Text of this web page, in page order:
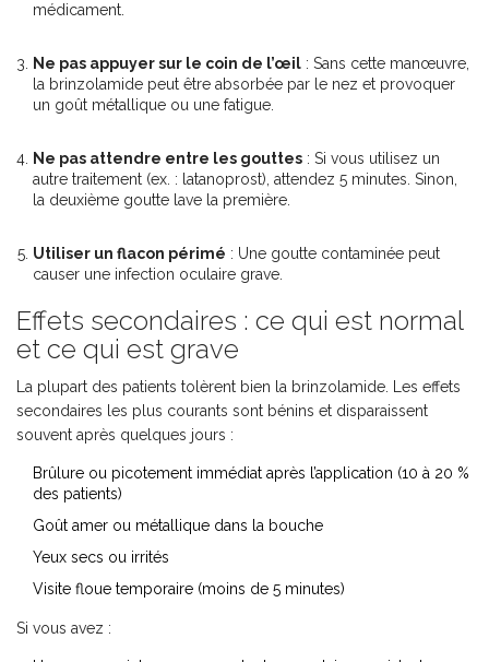
médicament.
Ne pas appuyer sur le coin de l’œil : Sans cette manœuvre,
la brinzolamide peut être absorbée par le nez et provoquer
un goût métallique ou une fatigue.
Ne pas attendre entre les gouttes : Si vous utilisez un
autre traitement (ex. : latanoprost), attendez 5 minutes. Sinon,
la deuxième goutte lave la première.
Utiliser un flacon périmé : Une goutte contaminée peut
causer une infection oculaire grave.
Effets secondaires : ce qui est normal
et ce qui est grave
La plupart des patients tolèrent bien la brinzolamide. Les effets
secondaires les plus courants sont bénins et disparaissent
souvent après quelques jours :
Brûlure ou picotement immédiat après l’application (10 à 20 %
des patients)
Goût amer ou métallique dans la bouche
Yeux secs ou irrités
Visite floue temporaire (moins de 5 minutes)
Si vous avez :